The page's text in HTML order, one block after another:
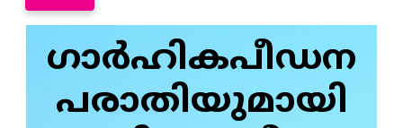
ഗാർഹികപീഡന
പരാതിയുമായി